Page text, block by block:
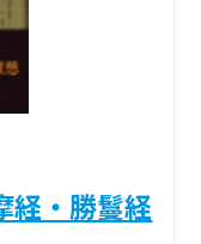
経・勝鬘経